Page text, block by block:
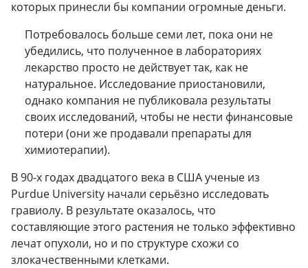
которых принесли бы компании огромные деньги.
Потребовалось больше семи лет, пока они не
убедились, что полученное в лабораториях
лекарство просто не действует так, как не
натуральное. Исследование приостановили,
однако компания не публиковала результаты
своих исследований, чтобы не нести финансовые
потери (они же продавали препараты для
химиотерапии).
В 90-х годах двадцатого века в США ученые из
Purdue University начали серьёзно исследовать
гравиолу. В результате оказалось, что
составляющие этого растения не только эффективно
лечат опухоли, но и по структуре схожи со
злокачественными клетками.